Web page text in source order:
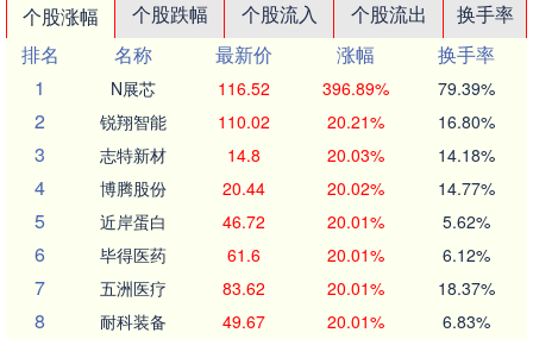
个股涨幅 个股跌幅 个股流入 个股流出
换手率
排名
名称 最新价 涨幅
换手率
1
N展芯 116.52 396.89% 79.39%
2 锐翔智能 110.02 20.21% 16.80%
3 志特新材 14.8 20.03% 14.18%
4 博腾股份 20.44 20.02% 14.77%
5 近岸蛋白 46.72 20.01% 5.62%
6 毕得医药 61.6 20.01% 6.12%
7 五洲医疗 83.62 20.01% 18.37%
8 耐科装备 49.67 20.01% 6.83%